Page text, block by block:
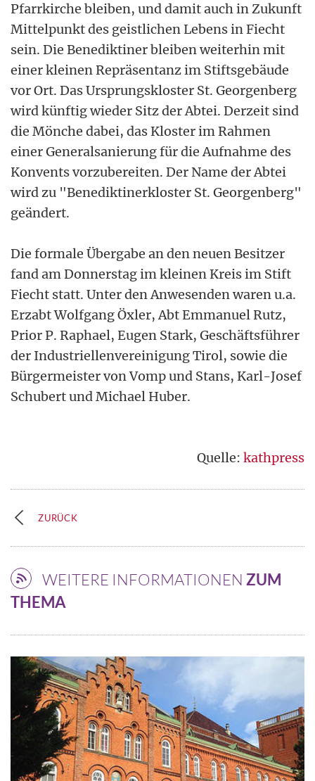
Pfarrkirche bleiben, und damit auch in Zukunft
Mittelpunkt des geistlichen Lebens in Fiecht
sein. Die Benediktiner bleiben weiterhin mit
einer kleinen Repräsentanz im Stiftsgebäude
vor Ort. Das Ursprungskloster St. Georgenberg
wird künftig wieder Sitz der Abtei. Derzeit sind
die Mönche dabei, das Kloster im Rahmen
einer Generalsanierung für die Aufnahme des
Konvents vorzubereiten. Der Name der Abtei
wird zu "Benediktinerkloster St. Georgenberg"
geändert.
Die formale Übergabe an den neuen Besitzer
fand am Donnerstag im kleinen Kreis im Stift
Fiecht statt. Unter den Anwesenden waren u.a.
Erzabt Wolfgang Öxler, Abt Emmanuel Rutz,
Prior P. Raphael, Eugen Stark, Geschäftsführer
der Industriellenvereinigung Tirol, sowie die
Bürgermeister von Vomp und Stans, Karl-Josef
Schubert und Michael Huber.
Quelle: kathpress
ZURÜCK
WEITERE INFORMATIONEN ZUM
THEMA